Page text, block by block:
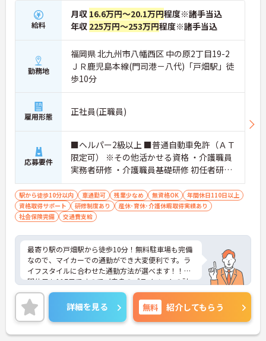
給料
月収 16.6万円～20.1万円程度※諸手当込
年収 225万円～253万円程度※諸手当込
勤務地
福岡県 北九州市八幡西区 中の原2丁目19-2
ＪＲ鹿児島本線(門司港－八代)「戸畑駅」徒
歩10分
雇用形態 正社員(正職員)
応募要件
■ヘルパー2級以上 ■普通自動車免許（ＡＴ
限定可） ※その他活かせる資格 ・介護職員
実務者研修 ・介護職員基礎研修 初任者研修
・ヘルパー1級・ヘルパー2級 その他
駅から徒歩10分以内 車通勤可 残業少なめ 無資格OK
年間休日110日以上
資格取得サポート
研修制度あり
産休･育休･介護休暇取得実績あり
社会保険完備
交通費支給
最寄り駅の戸畑駅から徒歩10分！無料駐車場も完備
なので、マイカーでの通勤ができ大変便利です。ラ
イフスタイルに合わせた通勤方法が選べます！！年
間休日も117日ですのでご自身のプライベートの計
画も立てやすいのはすごく魅力的ですよね☆育児休
業の取得実績もあり！今、子育て中のお母さん、将
来結婚や出産をお考えの方も安心して働ける環境が
整っています。毎月の各種手当ても充実です！！ご
興味ある方には、面接対策ポイントなど、さらに詳
詳細を見る 無料 紹介してもらう